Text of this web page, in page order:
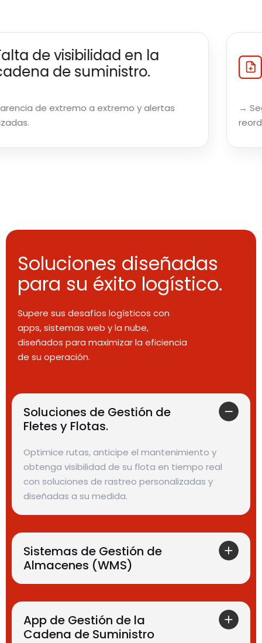
visibilidad en la
de suministro.
extremo a extremo y alertas
→
Soluciones diseñadas
para su éxito logístico.
Supere sus desafíos logísticos con
apps, sistemas web y la nube,
diseñados para maximizar la eficiencia
de su operación.
Soluciones de Gestión de
Fletes y Flotas.
Optimice rutas, anticipe el mantenimiento y
obtenga visibilidad de su flota en tiempo real
con soluciones de rastreo personalizadas y
diseñadas a su medida.
Sistemas de Gestión de
Almacenes (WMS)
App de Gestión de la
Cadena de Suministro